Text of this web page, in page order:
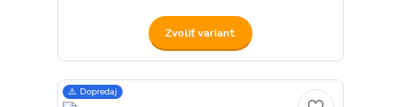
Zvoliť variant
⚠️ Dopredaj